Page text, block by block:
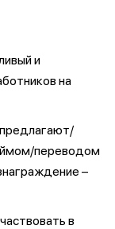
и
на
переводом
–
в